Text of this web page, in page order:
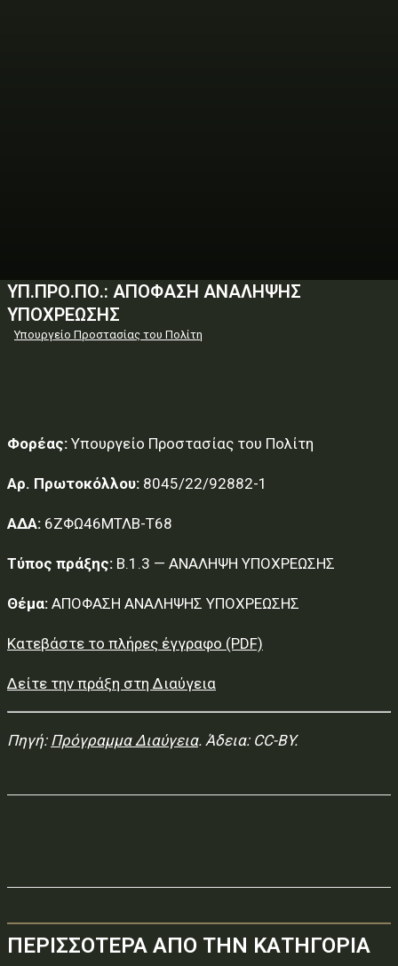
ΥΠ.ΠΡΟ.ΠΟ.: ΑΠΟΦΑΣΗ ΑΝΑΛΗΨΗΣ
ΥΠΟΧΡΕΩΣΗΣ
Υπουργείο Προστασίας του Πολίτη
Φορέας: Υπουργείο Προστασίας του Πολίτη
Αρ. Πρωτοκόλλου: 8045/22/92882-1
ΑΔΑ: 6ΖΦΩ46ΜΤΛΒ-Τ68
Τύπος πράξης: Β.1.3 — ΑΝΑΛΗΨΗ ΥΠΟΧΡΕΩΣΗΣ
Θέμα: ΑΠΟΦΑΣΗ ΑΝΑΛΗΨΗΣ ΥΠΟΧΡΕΩΣΗΣ
Κατεβάστε το πλήρες έγγραφο (PDF)
Δείτε την πράξη στη Διαύγεια
Πηγή: Πρόγραμμα Διαύγεια. Άδεια: CC-BY.
ΠΕΡΙΣΣΟΤΕΡΑ ΑΠΟ ΤΗΝ ΚΑΤΗΓΟΡΙΑ